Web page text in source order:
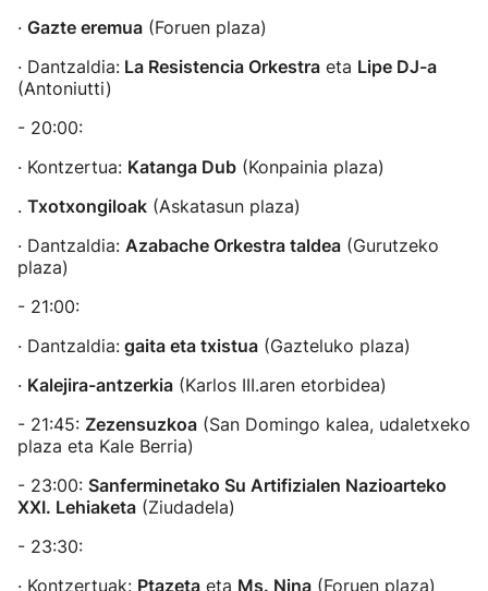
· Gazte eremua (Foruen plaza)
· Dantzaldia: La Resistencia Orkestra eta Lipe DJ-a
(Antoniutti)
- 20:00:
· Kontzertua: Katanga Dub (Konpainia plaza)
. Txotxongiloak (Askatasun plaza)
· Dantzaldia: Azabache Orkestra taldea (Gurutzeko
plaza)
- 21:00:
· Dantzaldia: gaita eta txistua (Gazteluko plaza)
· Kalejira-antzerkia (Karlos III.aren etorbidea)
- 21:45: Zezensuzkoa (San Domingo kalea, udaletxeko
plaza eta Kale Berria)
- 23:00: Sanferminetako Su Artifizialen Nazioarteko
XXI. Lehiaketa (Ziudadela)
- 23:30:
· Kontzertuak: Ptazeta eta Ms. Nina (Foruen plaza)